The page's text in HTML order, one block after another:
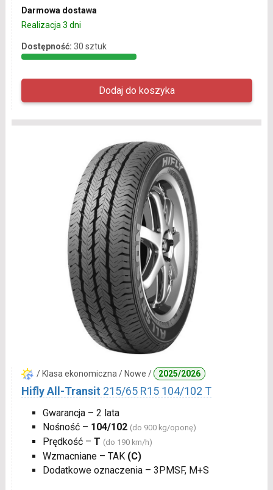
Darmowa dostawa
Realizacja 3 dni
Dostępność: 30 sztuk
/ Klasa ekonomiczna / Nowe / 2025/2026
Hifly All-Transit 215/65 R15 104/102 T
Gwarancja – 2 lata
Nośność – 104/102 (do 900 kg/oponę)
Prędkość – T (do 190 km/h)
Wzmacniane – TAK (C)
Dodatkowe oznaczenia – 3PMSF, M+S